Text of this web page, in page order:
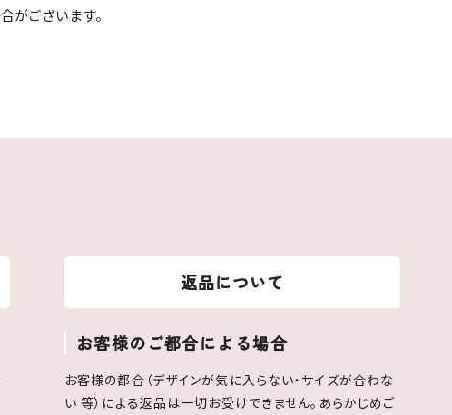
がございます。
返品について
お客様のご都合による場合
お客様の都合（デザインが気に入らない・サイズが合わな
い 等）による返品は一切お受けできません。あらかじめご